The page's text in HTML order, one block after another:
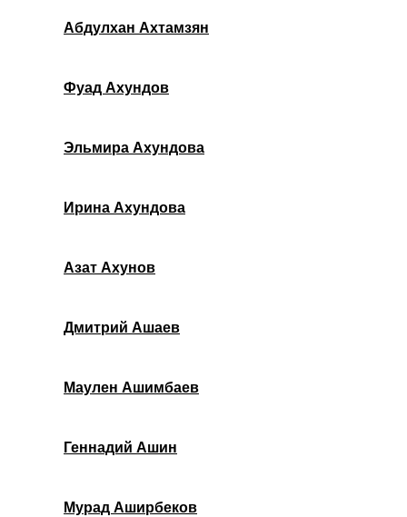
Абдулхан Ахтамзян
Фуад Ахундов
Эльмира Ахундова
Ирина Ахундова
Азат Ахунов
Дмитрий Ашаев
Маулен Ашимбаев
Геннадий Ашин
Мурад Аширбеков